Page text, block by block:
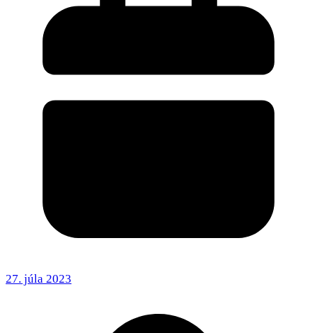
27. júla 2023